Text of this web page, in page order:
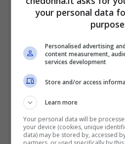
qualche mese e per un
che la loro relazione
frequentarsinel
settimanale
di Emma e Fabio a
una cena a due e
albergo.La
innamorati hanno poi
your personal data
Personalised advertising
content measurement,
services development
Store and/or access
Learn more
Your personal data will be
your device (cookies, unique
data) may be stored by, accessed